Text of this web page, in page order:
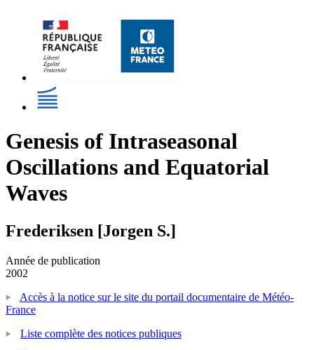
Genesis of Intraseasonal
Oscillations and Equatorial
Waves
Frederiksen [Jorgen S.]
Année de publication
2002
Accès à la notice sur le site du portail documentaire de Météo-
France
Liste complète des notices publiques